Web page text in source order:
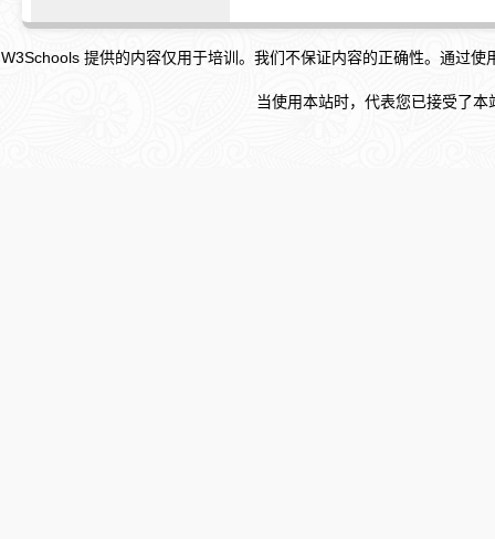
W3Schools 提供的内容仅用于培训。我们不保证内容的正确性。通过
当使用本站时，代表您已接受了本